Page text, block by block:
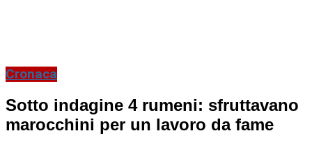
Cronaca
Sotto indagine 4 rumeni: sfruttavano
marocchini per un lavoro da fame